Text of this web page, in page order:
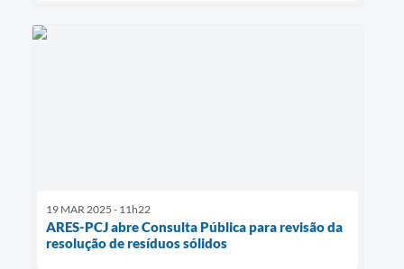
19 MAR 2025 - 11h22
ARES-PCJ abre Consulta Pública para revisão da
resolução de resíduos sólidos